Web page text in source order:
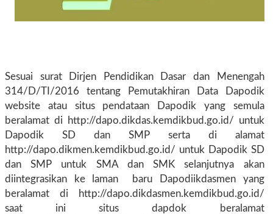
Sesuai surat Dirjen Pendidikan Dasar dan Menengah
314/D/TI/2016 tentang Pemutakhiran Data Dapodik
website atau situs pendataan Dapodik yang semula
beralamat di http://dapo.dikdas.kemdikbud.go.id/ untuk
Dapodik SD dan SMP serta di alamat
http://dapo.dikmen.kemdikbud.go.id/ untuk Dapodik SD
dan SMP untuk SMA dan SMK selanjutnya akan
diintegrasikan ke laman baru Dapodiikdasmen yang
beralamat di http://dapo.dikdasmen.kemdikbud.go.id/
saat ini situs dapdok beralamat